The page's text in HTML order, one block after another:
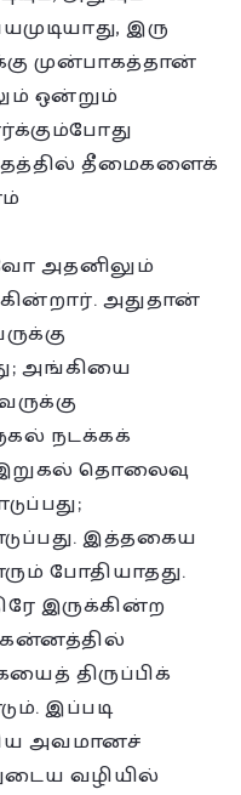
இரு
முன்பாகத்தான்
ஒன்றும்
தீமைகளைக்
அதனிலும்
அதுதான்
அங்கியை
நடக்கக்
இறுகல் தொலைவு
இத்தகைய
போதியாதது.
இருக்கின்ற
திருப்பிக்
இப்படி
அவமானச்
வழியில்